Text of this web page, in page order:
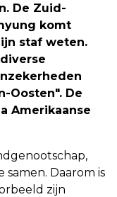
De Zuid-
komt
staf weten.
Oosten". De
Amerikaanse
Daarom is
zijn